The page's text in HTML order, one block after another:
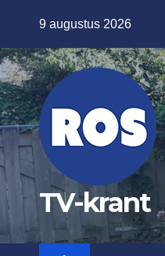
de
inhoud
9 augustus 2026
TV-krant